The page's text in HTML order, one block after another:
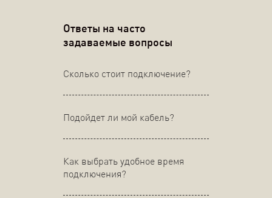
Ответы на часто
задаваемые вопросы
Сколько стоит подключение?
Подойдет ли мой кабель?
Как выбрать удобное время
подключения?